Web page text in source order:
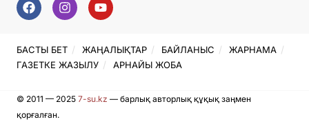
БАСТЫ БЕТ ЖАҢАЛЫҚТАР БАЙЛАНЫС
ЖАРНАМА
ГАЗЕТКЕ ЖАЗЫЛУ
АРНАЙЫ ЖОБА
© 2011 — 2025 7-su.kz — барлық авторлық құқық заңмен
қорғалған.